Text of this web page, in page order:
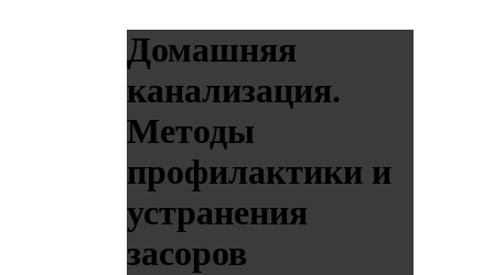
Домашняя
канализация.
Методы
профилактики и
устранения
засоров